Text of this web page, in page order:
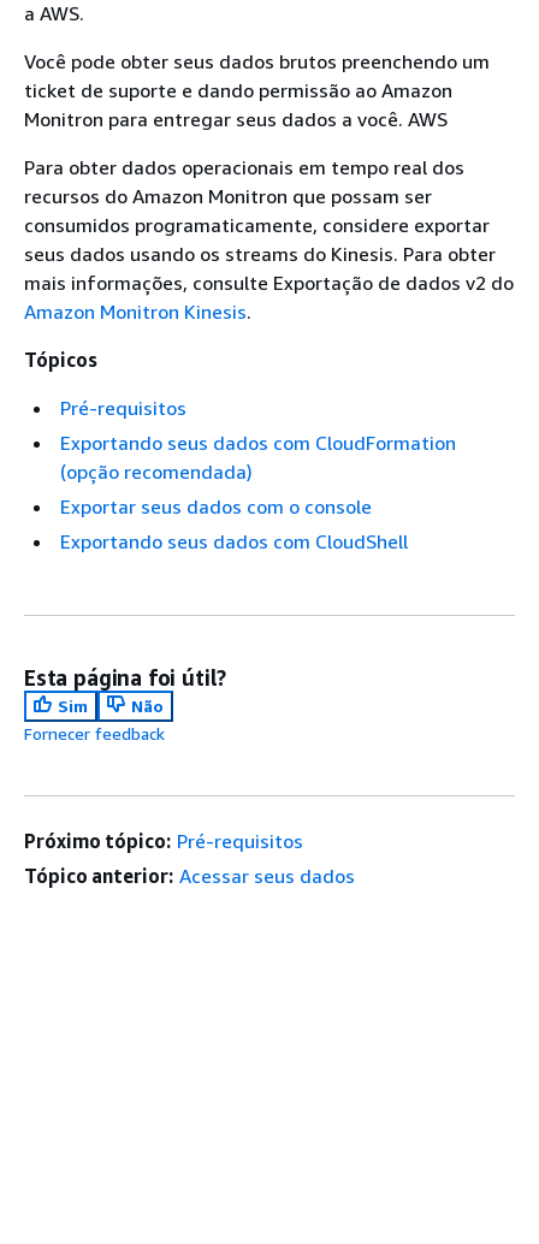
a AWS.
Você pode obter seus dados brutos preenchendo um
ticket de suporte e dando permissão ao Amazon
Monitron para entregar seus dados a você. AWS
Para obter dados operacionais em tempo real dos
recursos do Amazon Monitron que possam ser
consumidos programaticamente, considere exportar
seus dados usando os streams do Kinesis. Para obter
mais informações, consulte Exportação de dados v2 do
Amazon Monitron Kinesis.
Tópicos
Pré-requisitos
Exportando seus dados com CloudFormation
(opção recomendada)
Exportar seus dados com o console
Exportando seus dados com CloudShell
Esta página foi útil?
Sim
Não
Fornecer feedback
Próximo tópico: Pré-requisitos
Tópico anterior: Acessar seus dados